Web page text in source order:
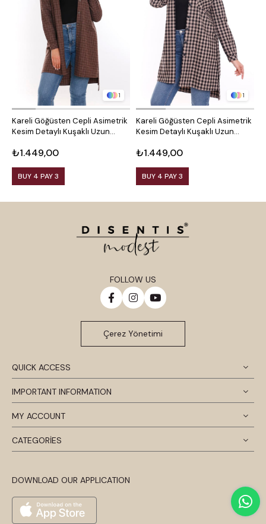
1
Kareli Göğüsten Cepli Asimetrik
Kesim Detaylı Kuşaklı Uzun
₺1.449,00
BUY 4 PAY 3
1
Kareli Göğüsten Cepli Asimetrik
Kesim Detaylı Kuşaklı Uzun
₺1.449,00
BUY 4 PAY 3
QUICK ACCESS
IMPORTANT INFORMATION
MY ACCOUNT
CATEGORİES
DOWNLOAD OUR APPLICATION
FOLLOW US
Çerez Yönetimi